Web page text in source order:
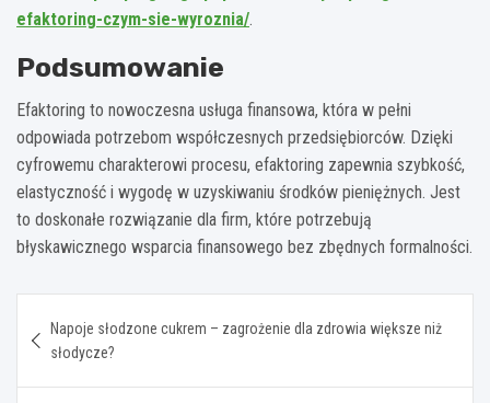
efaktoring-czym-sie-wyroznia/.
Podsumowanie
Efaktoring to nowoczesna usługa finansowa, która w pełni
odpowiada potrzebom współczesnych przedsiębiorców. Dzięki
cyfrowemu charakterowi procesu, efaktoring zapewnia szybkość,
elastyczność i wygodę w uzyskiwaniu środków pieniężnych. Jest
to doskonałe rozwiązanie dla firm, które potrzebują
błyskawicznego wsparcia finansowego bez zbędnych formalności.
wpisu
Napoje słodzone cukrem – zagrożenie dla zdrowia większe niż
słodycze?